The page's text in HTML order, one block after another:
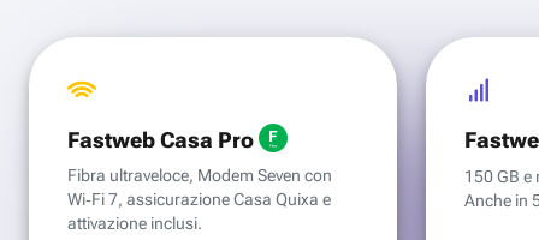
Fastweb Casa Pro
Fibra ultraveloce, Modem Seven con
Wi‑Fi 7, assicurazione Casa Quixa e
attivazione inclusi.
150 GB e
Anche in